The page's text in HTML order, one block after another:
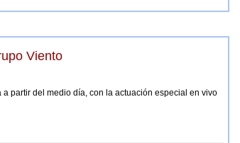
Viento
partir del medio día, con la actuación especial en vivo